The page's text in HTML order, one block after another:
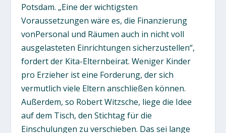
Potsdam. „Eine der wichtigsten
Voraussetzungen wäre es, die Finanzierung
vonPersonal und Räumen auch in nicht voll
ausgelasteten Einrichtungen sicherzustellen“,
fordert der Kita-Elternbeirat. Weniger Kinder
pro Erzieher ist eine Forderung, der sich
vermutlich viele Eltern anschließen können.
Außerdem, so Robert Witzsche, liege die Idee
auf dem Tisch, den Stichtag für die
Einschulungen zu verschieben. Das sei lange